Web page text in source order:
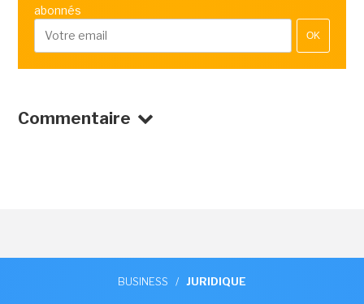
abonnés
OK
Commentaire
BUSINESS / JURIDIQUE